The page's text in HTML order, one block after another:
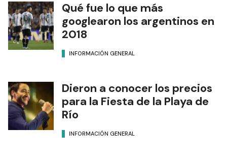
Qué fue lo que más
googlearon los argentinos en
2018
INFORMACIÓN GENERAL
Dieron a conocer los precios
para la Fiesta de la Playa de
Río
INFORMACIÓN GENERAL